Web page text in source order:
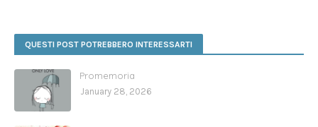
QUESTI POST POTREBBERO INTERESSARTI
Promemoria
January 28, 2026